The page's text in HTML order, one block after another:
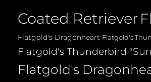
Coated Retriever
Flatgold's Dragonheart Flatgold's
Flatgold's Thunderbird
Flatgold's